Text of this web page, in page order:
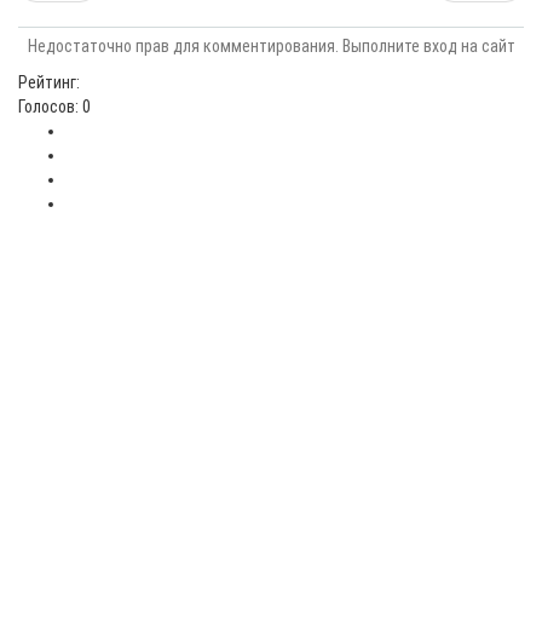
Недостаточно прав для комментирования. Выполните вход на сайт
Рейтинг:
Голосов: 0